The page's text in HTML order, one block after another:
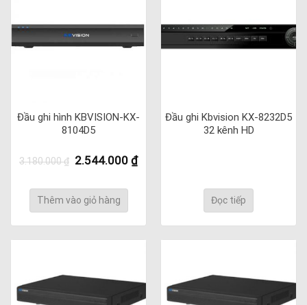
Đầu ghi hình KBVISION-KX-
8104D5
3.180.000₫ Giá
3.180.000 ₫.
2.544.000₫Giá
hiện
Thêm vào giỏ hàng
Đầu ghi Kbvision KX-8232D5
32 kênh HD
Đọc tiếp